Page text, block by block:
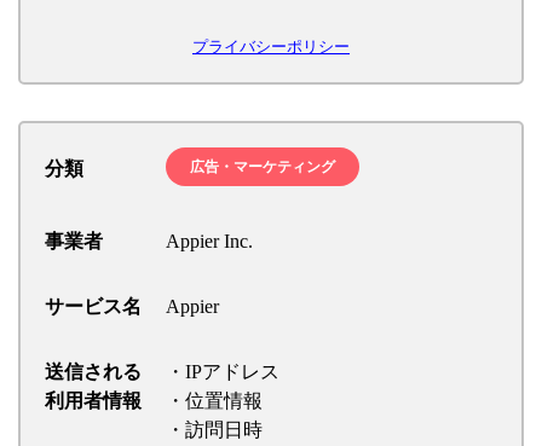
プライバシーポリシー
分類 広告・マーケティング
事業者 Appier Inc.
サービス名 Appier
送信される
利用者情報
・IPアドレス
・位置情報
・訪問日時